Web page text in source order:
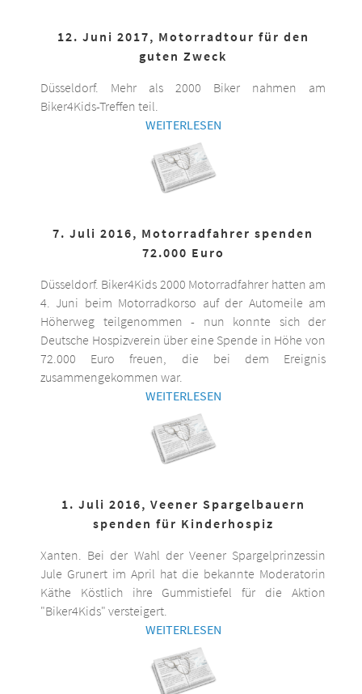
12. Juni 2017, Motorradtour für den
guten Zweck
Düsseldorf. Mehr als 2000 Biker nahmen am
Biker4Kids-Treffen teil.
WEITERLESEN
7. Juli 2016, Motorradfahrer spenden
72.000 Euro
Düsseldorf. Biker4Kids 2000 Motorradfahrer hatten am
4. Juni beim Motorradkorso auf der Automeile am
Höherweg teilgenommen - nun konnte sich der
Deutsche Hospizverein über eine Spende in Höhe von
72.000 Euro freuen, die bei dem Ereignis
zusammengekommen war.
WEITERLESEN
1. Juli 2016, Veener Spargelbauern
spenden für Kinderhospiz
Xanten. Bei der Wahl der Veener Spargelprinzessin
Jule Grunert im April hat die bekannte Moderatorin
Käthe Köstlich ihre Gummistiefel für die Aktion
"Biker4Kids" versteigert.
WEITERLESEN